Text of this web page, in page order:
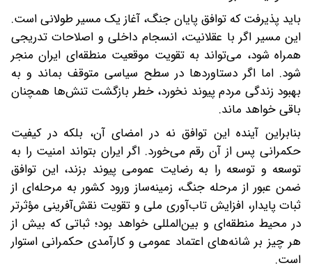
باید پذیرفت که توافق پایان جنگ، آغاز یک مسیر طولانی است.
این مسیر اگر با عقلانیت، انسجام داخلی و اصلاحات تدریجی
همراه شود، می‌تواند به تقویت موقعیت منطقه‌ای ایران منجر
شود. اما اگر دستاوردها در سطح سیاسی متوقف بماند و به
بهبود زندگی مردم پیوند نخورد، خطر بازگشت تنش‌ها همچنان
باقی خواهد ماند.
بنابراین آینده این توافق نه در امضای آن، بلکه در کیفیت
حکمرانی پس از آن رقم می‌خورد. اگر ایران بتواند امنیت را به
توسعه و توسعه را به رضایت عمومی پیوند بزند، این توافق
ضمن عبور از مرحله جنگ، زمینه‌ساز ورود کشور به مرحله‌ای از
ثبات پایدار، افزایش تاب‌آوری ملی و تقویت نقش‌آفرینی مؤثرتر
در محیط منطقه‌ای و بین‌المللی خواهد بود؛ ثباتی که بیش از
هر چیز بر شانه‌های اعتماد عمومی و کارآمدی حکمرانی استوار
است.